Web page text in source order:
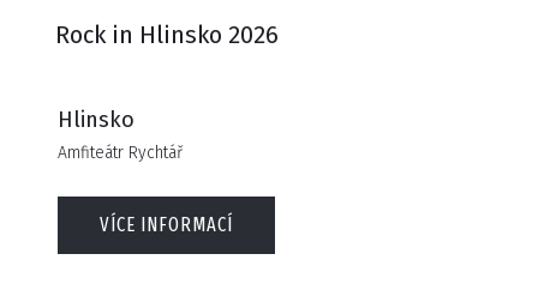
Rock in Hlinsko 2026
Hlinsko
Amfiteátr Rychtář
VÍCE INFORMACÍ